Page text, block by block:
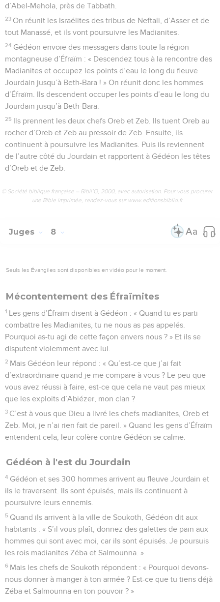
d’Abel-Mehola, près de Tabbath.
23 On réunit les Israélites des tribus de Neftali, d’Asser et de
tout Manassé, et ils vont poursuivre les Madianites.
24 Gédéon envoie des messagers dans toute la région
montagneuse d’Éfraïm : « Descendez tous à la rencontre des
Madianites et occupez les points d’eau le long du fleuve
Jourdain jusqu’à Beth-Bara ! » On réunit donc les hommes
d’Éfraïm. Ils descendent occuper les points d’eau le long du
Jourdain jusqu’à Beth-Bara.
25 Ils prennent les deux chefs Oreb et Zeb. Ils tuent Oreb au
rocher d’Oreb et Zeb au pressoir de Zeb. Ensuite, ils
continuent à poursuivre les Madianites. Puis ils reviennent
de l’autre côté du Jourdain et rapportent à Gédéon les têtes
d’Oreb et de Zeb.
© Société biblique française – Bibli’O, 2000, avec autorisation. Pour vous procurer
une Bible imprimée, rendez-vous sur www.editionsbiblio.fr
Juges 8
Seuls les Évangiles sont disponibles en vidéo pour le moment.
Mécontentement des Éfraïmites
1 Les gens d’Éfraïm disent à Gédéon : « Quand tu es parti
combattre les Madianites, tu ne nous as pas appelés.
Pourquoi as-tu agi de cette façon envers nous ? » Et ils se
disputent violemment avec lui.
2 Mais Gédéon leur répond : « Qu’est-ce que j’ai fait
d’extraordinaire quand je me compare à vous ? Le peu que
vous avez réussi à faire, est-ce que cela ne vaut pas mieux
que les exploits d’Abiézer, mon clan ?
3 C’est à vous que Dieu a livré les chefs madianites, Oreb et
Zeb. Moi, je n’ai rien fait de pareil. » Quand les gens d’Éfraïm
entendent cela, leur colère contre Gédéon se calme.
Gédéon à l'est du Jourdain
4 Gédéon et ses 300 hommes arrivent au fleuve Jourdain et
ils le traversent. Ils sont épuisés, mais ils continuent à
poursuivre leurs ennemis.
5 Quand ils arrivent à la ville de Soukoth, Gédéon dit aux
habitants : « S’il vous plaît, donnez des galettes de pain aux
hommes qui sont avec moi, car ils sont épuisés. Je poursuis
les rois madianites Zéba et Salmounna. »
6 Mais les chefs de Soukoth répondent : « Pourquoi devons-
nous donner à manger à ton armée ? Est-ce que tu tiens déjà
Zéba et Salmounna en ton pouvoir ? »